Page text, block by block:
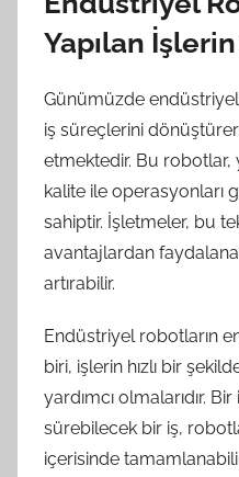
Yapılan
Günümüzde
iş süreçlerini
etmektedir. Bu robotlar,
kalite ile operasyonları
sahiptir. İşletmeler, bu
avantajlardan
artırabilir.
Endüstriyel robotların
biri, işlerin hızlı bir
yardımcı olmalarıdır.
sürebilecek bir iş,
içerisinde